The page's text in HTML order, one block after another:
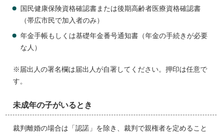
国民健康保険資格確認書または後期高齢者医療資格確認書
（帯広市民で加入者のみ）
年金手帳もしくは基礎年金番号通知書（年金の手続きが必要
な人）
※届出人の署名欄は届出人が自署してください。押印は任意で
す。
未成年の子がいるとき
裁判離婚の場合は「認諾」を除き、裁判で親権者を定めること